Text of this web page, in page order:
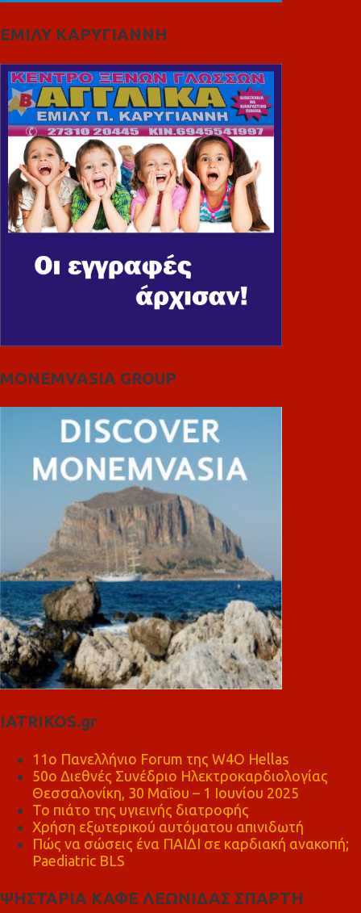
ΕΜΙΛΥ ΚΑΡΥΓΙΑΝΝΗ
MONEMVASIA GROUP
IATRIKOS.gr
11ο Πανελλήνιο Forum της W4O Hellas
50ο Διεθνές Συνέδριο Ηλεκτροκαρδιολογίας
Θεσσαλονίκη, 30 Μαΐου – 1 Ιουνίου 2025
Το πιάτο της υγιεινής διατροφής
Χρήση εξωτερικού αυτόματου απινιδωτή
Πώς να σώσεις ένα ΠΑΙΔΙ σε καρδιακή ανακοπή;
Paediatric BLS
ΨΗΣΤΑΡΙΑ ΚΑΦΕ ΛΕΩΝΙΔΑΣ ΣΠΑΡΤΗ